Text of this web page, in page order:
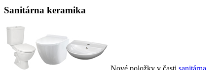
Sanitárna keramika